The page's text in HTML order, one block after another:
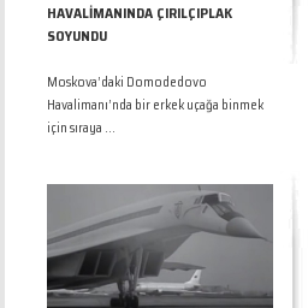
HAVALİMANINDA ÇIRILÇIPLAK
SOYUNDU
Moskova’daki Domodedovo
Havalimanı’nda bir erkek uçağa binmek
için sıraya ...